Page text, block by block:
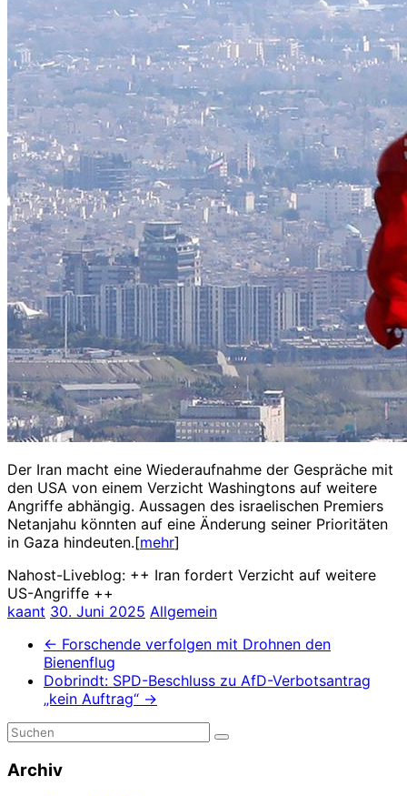
Der Iran macht eine Wiederaufnahme der Gespräche mit
den USA von einem Verzicht Washingtons auf weitere
Angriffe abhängig. Aussagen des israelischen Premiers
Netanjahu könnten auf eine Änderung seiner Prioritäten
in Gaza hindeuten.[mehr]
Nahost-Liveblog: ++ Iran fordert Verzicht auf weitere
US-Angriffe ++
kaant 30. Juni 2025 Allgemein
← Forschende verfolgen mit Drohnen den
Bienenflug
Dobrindt: SPD-Beschluss zu AfD-Verbotsantrag
„kein Auftrag“ →
Archiv